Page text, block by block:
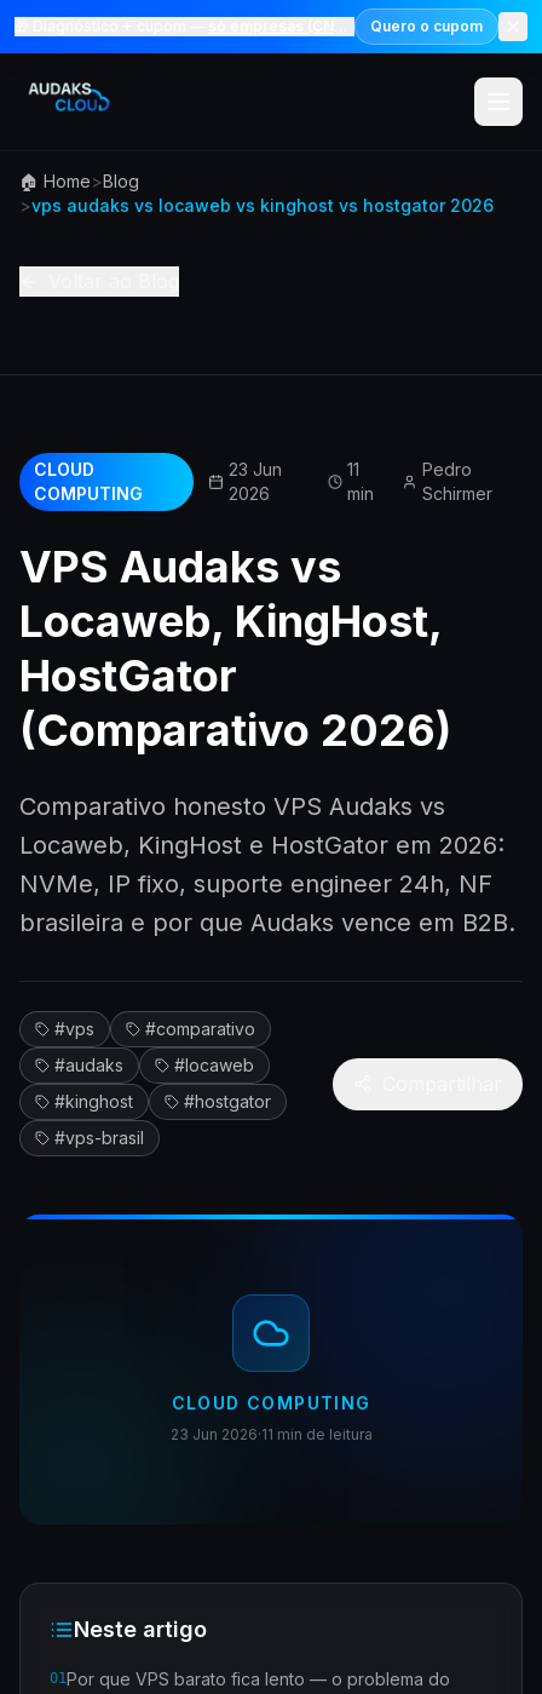
só empresas (CNPJ) Quero o cupom
Audaks
🏠 Home>Blog
>vps audaks vs locaweb vs kinghost vs hostgator 2026
CLOUD
COMPUTING
23 Jun
2026
11
min
Pedro
Schirmer
VPS Audaks vs
Locaweb, KingHost,
HostGator
(Comparativo 2026)
Comparativo honesto VPS Audaks vs
Locaweb, KingHost e HostGator em 2026:
NVMe, IP fixo, suporte engineer 24h, NF
brasileira e por que Audaks vence em B2B.
#vps #comparativo
#audaks #locaweb
#kinghost #hostgator
#vps-brasil
CLOUD COMPUTING
23 Jun 2026·11 min de leitura
Neste artigo
01Por que VPS barato fica lento — o problema do